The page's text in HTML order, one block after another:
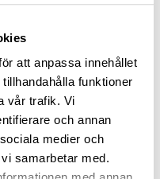
att anpassa innehållet
funktioner
vår trafik. Vi
och annan
medier och
samarbetar med.
in till
många som möjligt, även
till konferenser och så
men alla medlemmar
finns många som inte är